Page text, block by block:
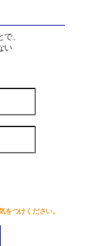
、
い
をつけください。